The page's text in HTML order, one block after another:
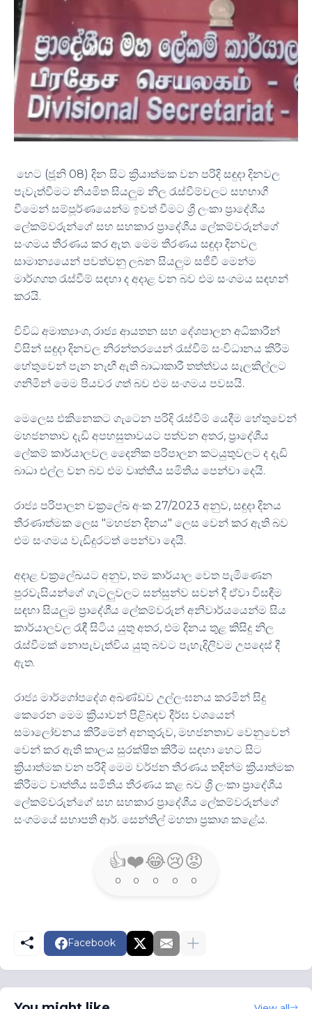
හෙට (ජූනි 08) දින සිට ක්‍රියාත්මක වන පරිදි සඳුදා දිනවල
පැවැත්වීමට නියමිත සියලුම නිල රැස්වීම්වලට සහභාගී
වීමෙන් සම්පූර්ණයෙන්ම ඉවත් වීමට ශ්‍රී ලංකා ප්‍රාදේශීය
ලේකම්වරුන්ගේ සහ සහකාර ප්‍රාදේශීය ලේකම්වරුන්ගේ
සංගමය තීරණය කර ඇත. මෙම තීරණය සඳුදා දිනවල
සාමාන්‍යයෙන් පවත්වනු ලබන සියලුම සජීවී මෙන්ම
මාර්ගගත රැස්වීම් සඳහා ද අදාළ වන බව එම සංගමය සඳහන්
කරයි.
විවිධ අමාත්‍යාංශ, රාජ්‍ය ආයතන සහ දේශපාලන අධිකාරීන්
විසින් සඳුදා දිනවල නිරන්තරයෙන් රැස්වීම් සංවිධානය කිරීම
හේතුවෙන් පැන නැඟී ඇති බාධාකාරී තත්ත්වය සැලකිල්ලට
ගනිමින් මෙම පියවර ගත් බව එම සංගමය පවසයි.
මෙලෙස එකිනෙකට ගැටෙන පරිදි රැස්වීම් යෙදීම හේතුවෙන්
මහජනතාව දැඩි අපහසුතාවයට පත්වන අතර, ප්‍රාදේශීය
ලේකම් කාර්යාලවල දෛනික පරිපාලන කටයුතුවලට ද දැඩි
බාධා එල්ල වන බව එම වෘත්තීය සමිතිය පෙන්වා දෙයි.
රාජ්‍ය පරිපාලන චක්‍රලේඛ අංක 27/2023 අනුව, සඳුදා දිනය
තීරණාත්මක ලෙස "මහජන දිනය" ලෙස වෙන් කර ඇති බව
එම සංගමය වැඩිදුරටත් පෙන්වා දෙයි.
අදාළ චක්‍රලේඛයට අනුව, තම කාර්යාල වෙත පැමිණෙන
පුරවැසියන්ගේ ගැටලුවලට සන්සුන්ව සවන් දී ඒවා විසඳීම
සඳහා සියලුම ප්‍රාදේශීය ලේකම්වරුන් අනිවාර්යයෙන්ම සිය
කාර්යාලවල රැඳී සිටිය යුතු අතර, එම දිනය තුළ කිසිදු නිල
රැස්වීමක් නොපැවැත්විය යුතු බවට පැහැදිලිවම උපදෙස් දී
ඇත.
රාජ්‍ය මාර්ගෝපදේශ අඛණ්ඩව උල්ලංඝනය කරමින් සිදු
කෙරෙන මෙම ක්‍රියාවන් පිළිබඳව දීර්ඝ වශයෙන්
සමාලෝචනය කිරීමෙන් අනතුරුව, මහජනතාව වෙනුවෙන්
වෙන් කර ඇති කාලය සුරක්ෂිත කිරීම සඳහා හෙට සිට
ක්‍රියාත්මක වන පරිදි මෙම වර්ජන තීරණය තදින්ම ක්‍රියාත්මක
කිරීමට වෘත්තීය සමිතිය තීරණය කළ බව ශ්‍රී ලංකා ප්‍රාදේශීය
ලේකම්වරුන්ගේ සහ සහකාර ප්‍රාදේශීය ලේකම්වරුන්ගේ
සංගමයේ සභාපති ආර්. සෙන්තිල් මහතා ප්‍රකාශ කළේය.
👍
0
❤️
0
😂
0
😢
0
😡
0
Facebook